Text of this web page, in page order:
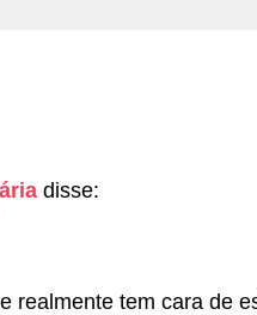
disse:
realmente tem cara de